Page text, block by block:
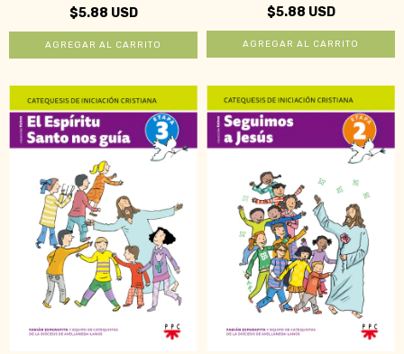
$5.88 USD $5.88 USD